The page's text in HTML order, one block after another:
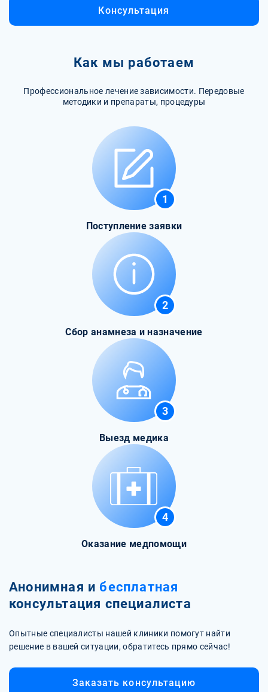
Консультация
Как мы работаем
Профессиональное лечение зависимости. Передовые
методики и препараты, процедуры
1
Поступление заявки
2
Сбор анамнеза и назначение
3
Выезд медика
4
Оказание медпомощи
Анонимная и бесплатная
консультация специалиста
Опытные специалисты нашей клиники помогут найти
решение в вашей ситуации, обратитесь прямо сейчас!
Заказать консультацию